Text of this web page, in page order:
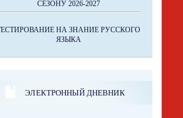
СЕЗОНУ 2026-2027
НА ЗНАНИЕ РУССКОГО
ЯЗЫКА
ЭЛЕКТРОННЫЙ ДНЕВНИК